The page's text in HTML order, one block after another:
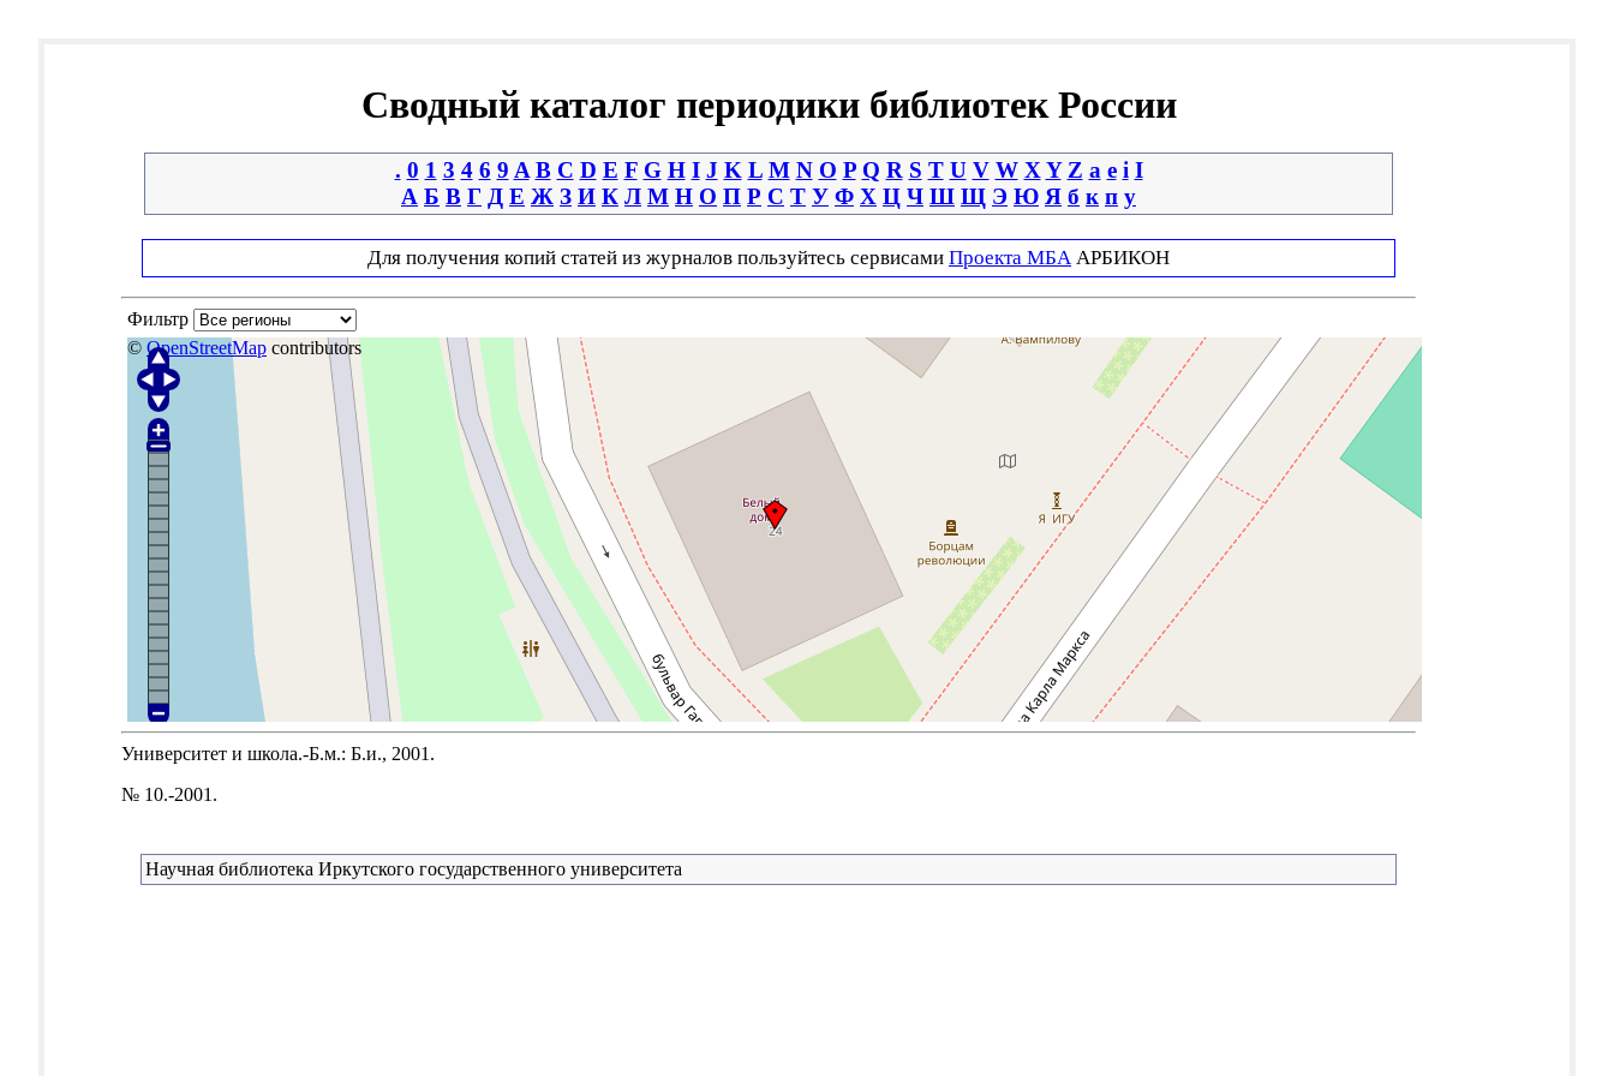
Сводный каталог периодики библиотек России
. 0 1 3 4 6 9 A B C D E F G H I J K L M N O P Q R S T U V W X Y Z a e i І
А Б В Г Д Е Ж З И К Л М Н О П Р С Т У Ф Х Ц Ч Ш Щ Э Ю Я б к п у
Для получения копий статей из журналов пользуйтесь сервисами Проекта МБА АРБИКОН
Фильтр
© OpenStreetMap contributors
Университет и школа.-Б.м.: Б.и., 2001.
№ 10.-2001.
Научная библиотека Иркутского государственного университета